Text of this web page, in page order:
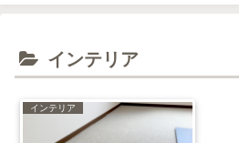
インテリア
インテリア